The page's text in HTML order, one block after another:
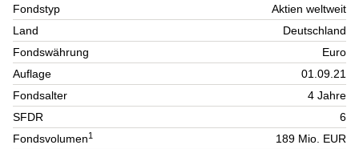
Fondstyp
Aktien weltweit
Land
Deutschland
Fondswährung
Euro
Auflage
01.09.21
Fondsalter
4 Jahre
SFDR
6
Fondsvolumen1
189 Mio. EUR